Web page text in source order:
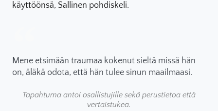
käyttöönsä, Sallinen pohdiskeli.
Mene etsimään traumaa kokenut sieltä missä hän
on, äläkä odota, että hän tulee sinun maailmaasi.
Tapahtuma antoi osallistujille sekä perustietoa että
vertaistukea.